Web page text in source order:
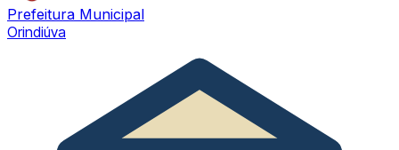
Prefeitura Municipal
Orindiúva